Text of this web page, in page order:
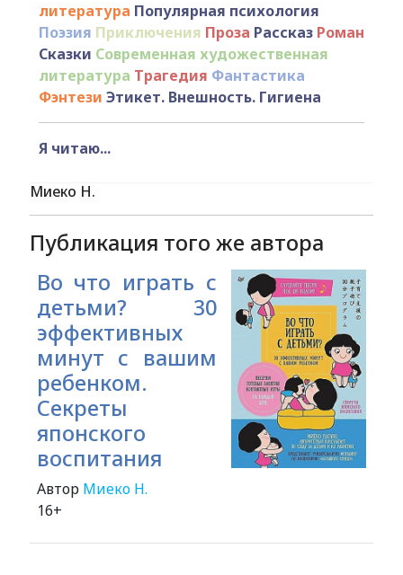
литература Популярная психология
Поэзия Приключения Проза Рассказ Роман
Сказки Современная художественная
литература Трагедия Фантастика
Фэнтези Этикет. Внешность. Гигиена
Я читаю...
Миеко Н.
Публикация того же автора
Во что играть с
детьми? 30
эффективных
минут с вашим
ребенком.
Секреты
японского
воспитания
Автор Миеко Н.
16+